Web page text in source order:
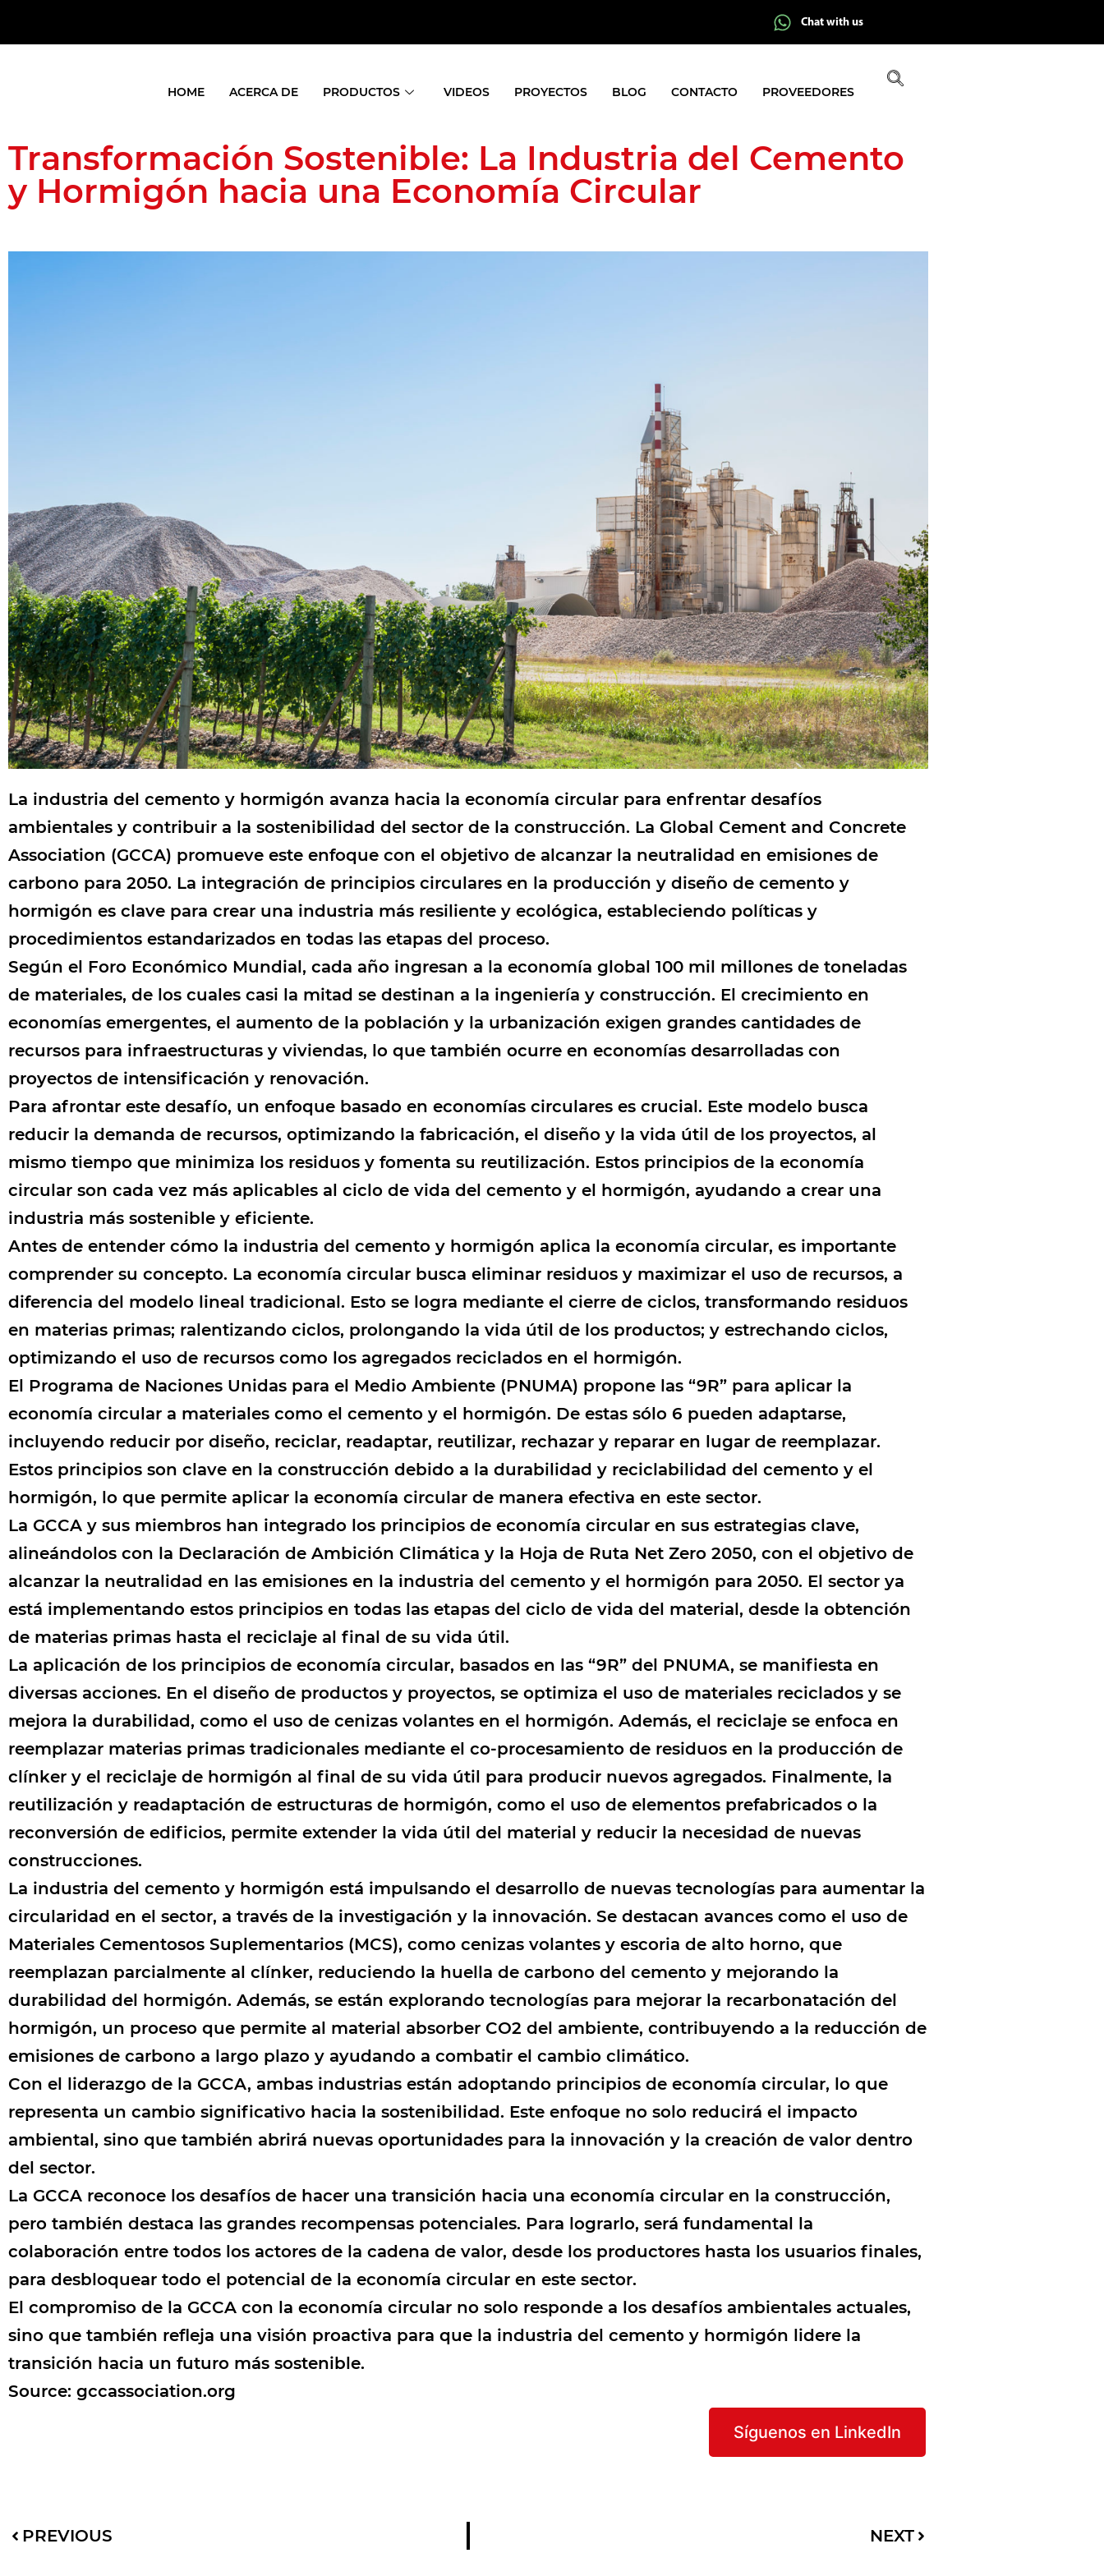
Chat with us
HOME ACERCA DE PRODUCTOS VIDEOS PROYECTOS BLOG CONTACTO PROVEEDORES
Transformación Sostenible: La Industria del Cemento
y Hormigón hacia una Economía Circular
La industria del cemento y hormigón avanza hacia la economía circular para enfrentar desafíos
ambientales y contribuir a la sostenibilidad del sector de la construcción. La Global Cement and Concrete
Association (GCCA) promueve este enfoque con el objetivo de alcanzar la neutralidad en emisiones de
carbono para 2050. La integración de principios circulares en la producción y diseño de cemento y
hormigón es clave para crear una industria más resiliente y ecológica, estableciendo políticas y
procedimientos estandarizados en todas las etapas del proceso.
Según el Foro Económico Mundial, cada año ingresan a la economía global 100 mil millones de toneladas
de materiales, de los cuales casi la mitad se destinan a la ingeniería y construcción. El crecimiento en
economías emergentes, el aumento de la población y la urbanización exigen grandes cantidades de
recursos para infraestructuras y viviendas, lo que también ocurre en economías desarrolladas con
proyectos de intensificación y renovación.
Para afrontar este desafío, un enfoque basado en economías circulares es crucial. Este modelo busca
reducir la demanda de recursos, optimizando la fabricación, el diseño y la vida útil de los proyectos, al
mismo tiempo que minimiza los residuos y fomenta su reutilización. Estos principios de la economía
circular son cada vez más aplicables al ciclo de vida del cemento y el hormigón, ayudando a crear una
industria más sostenible y eficiente.
Antes de entender cómo la industria del cemento y hormigón aplica la economía circular, es importante
comprender su concepto. La economía circular busca eliminar residuos y maximizar el uso de recursos, a
diferencia del modelo lineal tradicional. Esto se logra mediante el cierre de ciclos, transformando residuos
en materias primas; ralentizando ciclos, prolongando la vida útil de los productos; y estrechando ciclos,
optimizando el uso de recursos como los agregados reciclados en el hormigón.
El Programa de Naciones Unidas para el Medio Ambiente (PNUMA) propone las “9R” para aplicar la
economía circular a materiales como el cemento y el hormigón. De estas sólo 6 pueden adaptarse,
incluyendo reducir por diseño, reciclar, readaptar, reutilizar, rechazar y reparar en lugar de reemplazar.
Estos principios son clave en la construcción debido a la durabilidad y reciclabilidad del cemento y el
hormigón, lo que permite aplicar la economía circular de manera efectiva en este sector.
La GCCA y sus miembros han integrado los principios de economía circular en sus estrategias clave,
alineándolos con la Declaración de Ambición Climática y la Hoja de Ruta Net Zero 2050, con el objetivo de
alcanzar la neutralidad en las emisiones en la industria del cemento y el hormigón para 2050. El sector ya
está implementando estos principios en todas las etapas del ciclo de vida del material, desde la obtención
de materias primas hasta el reciclaje al final de su vida útil.
La aplicación de los principios de economía circular, basados en las “9R” del PNUMA, se manifiesta en
diversas acciones. En el diseño de productos y proyectos, se optimiza el uso de materiales reciclados y se
mejora la durabilidad, como el uso de cenizas volantes en el hormigón. Además, el reciclaje se enfoca en
reemplazar materias primas tradicionales mediante el co-procesamiento de residuos en la producción de
clínker y el reciclaje de hormigón al final de su vida útil para producir nuevos agregados. Finalmente, la
reutilización y readaptación de estructuras de hormigón, como el uso de elementos prefabricados o la
reconversión de edificios, permite extender la vida útil del material y reducir la necesidad de nuevas
construcciones.
La industria del cemento y hormigón está impulsando el desarrollo de nuevas tecnologías para aumentar la
circularidad en el sector, a través de la investigación y la innovación. Se destacan avances como el uso de
Materiales Cementosos Suplementarios (MCS), como cenizas volantes y escoria de alto horno, que
reemplazan parcialmente al clínker, reduciendo la huella de carbono del cemento y mejorando la
durabilidad del hormigón. Además, se están explorando tecnologías para mejorar la recarbonatación del
hormigón, un proceso que permite al material absorber CO2 del ambiente, contribuyendo a la reducción de
emisiones de carbono a largo plazo y ayudando a combatir el cambio climático.
Con el liderazgo de la GCCA, ambas industrias están adoptando principios de economía circular, lo que
representa un cambio significativo hacia la sostenibilidad. Este enfoque no solo reducirá el impacto
ambiental, sino que también abrirá nuevas oportunidades para la innovación y la creación de valor dentro
del sector.
La GCCA reconoce los desafíos de hacer una transición hacia una economía circular en la construcción,
pero también destaca las grandes recompensas potenciales. Para lograrlo, será fundamental la
colaboración entre todos los actores de la cadena de valor, desde los productores hasta los usuarios finales,
para desbloquear todo el potencial de la economía circular en este sector.
El compromiso de la GCCA con la economía circular no solo responde a los desafíos ambientales actuales,
sino que también refleja una visión proactiva para que la industria del cemento y hormigón lidere la
transición hacia un futuro más sostenible.
Source: gccassociation.org
Síguenos en LinkedIn
PREVIOUS NEXT